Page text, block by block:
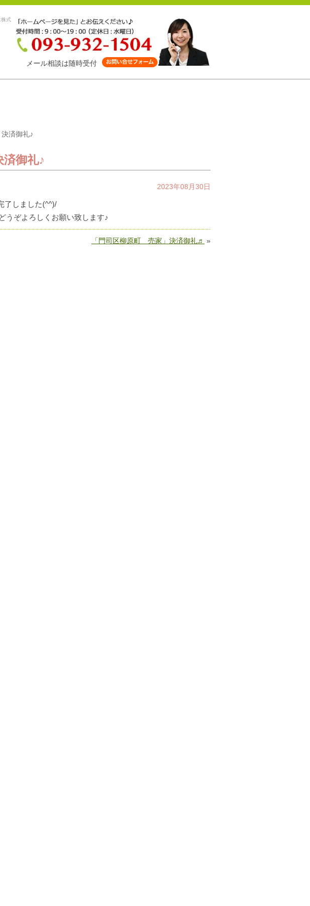
式
メール相談は随時受付
済御礼♪
御礼♪
2023年08月30日
了しました(^^)/
ぞよろしくお願い致します♪
「門司区柳原町 売家」決済御礼♬ »